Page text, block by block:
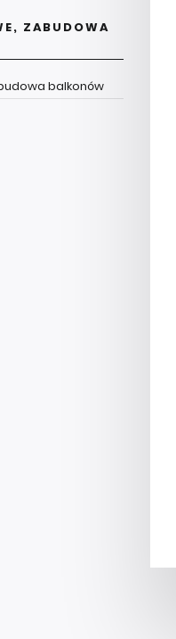
ZABUDOWA
balkonów